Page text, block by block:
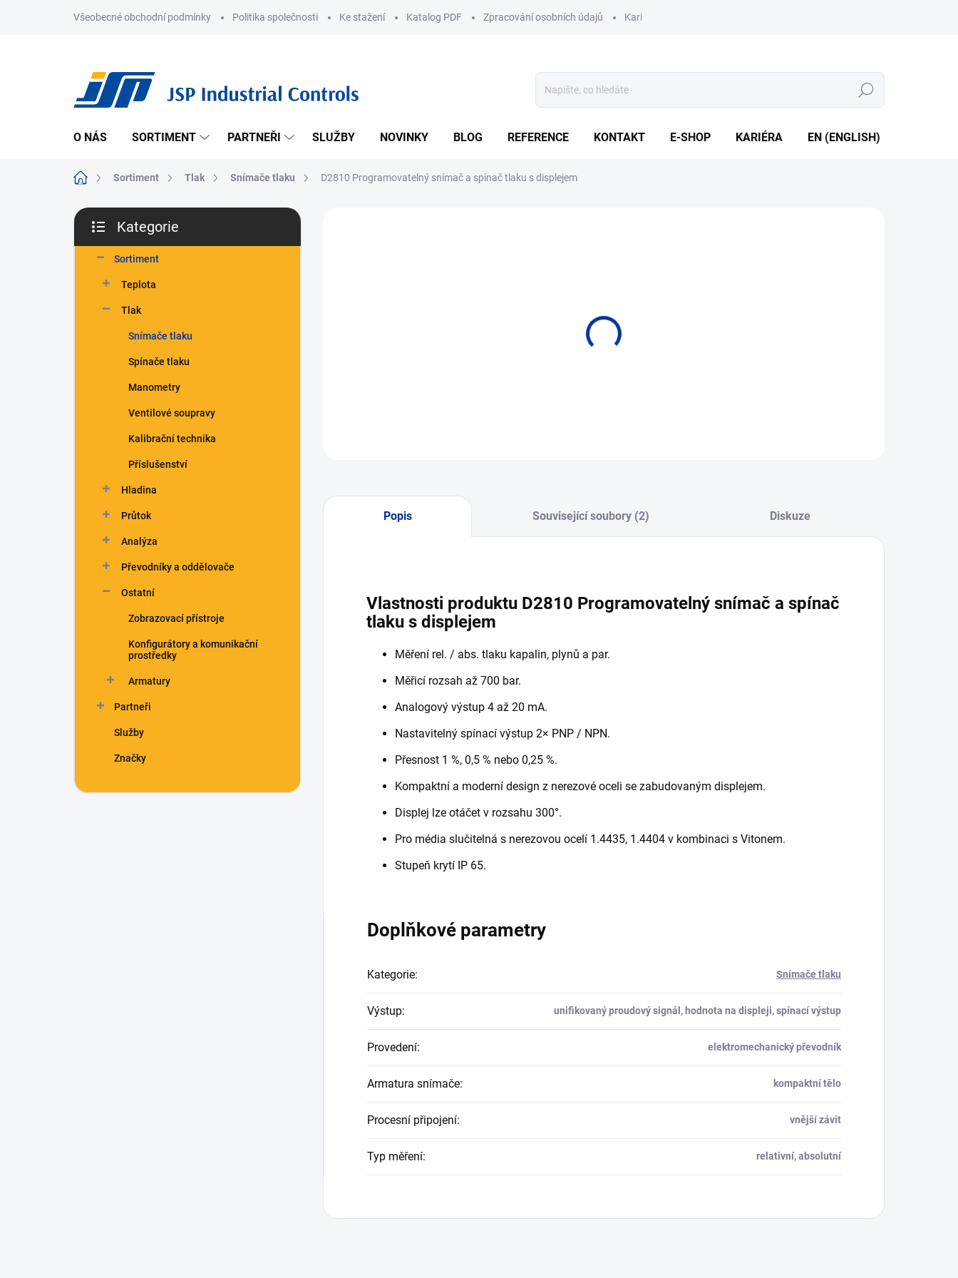
Všeobecné obchodní podmínky Politika společnosti Ke stažení Katalog PDF Zpracování osobních údajů Kariéra
Hledat
O NÁS SORTIMENT PARTNEŘI SLUŽBY NOVINKY BLOG REFERENCE KONTAKT E-SHOP KARIÉRA EN (ENGLISH)
Domů Sortiment Tlak Snímače tlaku D2810 Programovatelný snímač a spínač tlaku s displejem
P
s
kategorie
Kategorie
Sortiment
Teplota
Tlak
Snímače tlaku
Spínače tlaku
Manometry
Ventilové soupravy
Kalibrační technika
Příslušenství
Hladina
Průtok
Analýza
Převodníky a oddělovače
Ostatní
Zobrazovací přístroje
Konfigurátory a komunikační
prostředky
Armatury
Partneři
Služby
Značky
Popis Související soubory (2) Diskuze
Vlastnosti produktu D2810 Programovatelný snímač a spínač
tlaku s displejem
Měření rel. / abs. tlaku kapalin, plynů a par.
Měřicí rozsah až 700 bar.
Analogový výstup 4 až 20 mA.
Nastavitelný spínací výstup 2× PNP / NPN.
Přesnost 1 %, 0,5 % nebo 0,25 %.
Kompaktní a moderní design z nerezové oceli se zabudovaným displejem.
Displej lze otáčet v rozsahu 300°.
Pro média slučitelná s nerezovou ocelí 1.4435, 1.4404 v kombinaci s Vitonem.
Stupeň krytí IP 65.
Doplňkové parametry
Kategorie: Snímače tlaku
Výstup: unifikovaný proudový signál, hodnota na displeji, spínací výstup
Provedení: elektromechanický převodník
Armatura snímače: kompaktní tělo
Procesní připojení: vnější závit
Typ měření: relativní, absolutní